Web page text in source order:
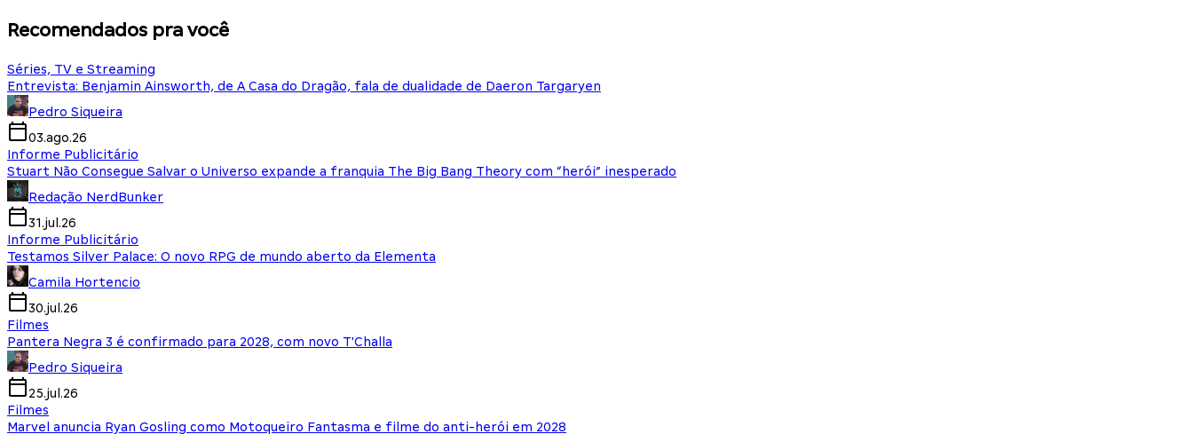
Recomendados pra você
Séries, TV e Streaming
Entrevista: Benjamin Ainsworth, de A Casa do Dragão, fala de dualidade de Daeron Targaryen
Pedro Siqueira
03.ago.26
Informe Publicitário
Stuart Não Consegue Salvar o Universo expande a franquia The Big Bang Theory com “herói” inesperado
Redação NerdBunker
31.jul.26
Informe Publicitário
Testamos Silver Palace: O novo RPG de mundo aberto da Elementa
Camila Hortencio
30.jul.26
Filmes
Pantera Negra 3 é confirmado para 2028, com novo T'Challa
Pedro Siqueira
25.jul.26
Filmes
Marvel anuncia Ryan Gosling como Motoqueiro Fantasma e filme do anti-herói em 2028